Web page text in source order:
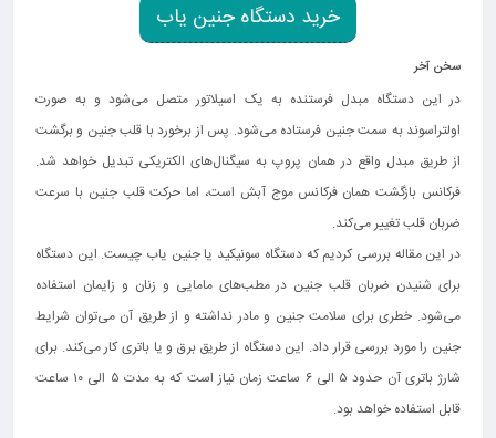
خرید دستگاه جنین یاب
سخن آخر
در این دستگاه مبدل فرستنده به یک اسیلاتور متصل می‌شود و به صورت
اولتراسوند به سمت جنین فرستاده می‌شود. پس از برخورد با قلب جنین و برگشت
از طریق مبدل واقع در همان پروپ به سیگنال‌های الکتریکی تبدیل خواهد شد.
فرکانس بازگشت همان فرکانس موج آبش است، اما حرکت قلب جنین با سرعت
ضربان قلب تغییر می‌کند.
در این مقاله بررسی کردیم که دستگاه سونیکید یا جنین یاب چیست. این دستگاه
برای شنیدن ضربان قلب جنین در مطب‌های مامایی و زنان و زایمان استفاده
می‌شود. خطری برای سلامت جنین و مادر نداشته و از طریق آن می‌توان شرایط
جنین را مورد بررسی قرار داد. این دستگاه از طریق برق و یا باتری کار می‌کند. برای
شارژ باتری آن حدود ۵ الی ۶ ساعت زمان نیاز است که به مدت ۵ الی ۱۰ ساعت
قابل استفاده خواهد بود.